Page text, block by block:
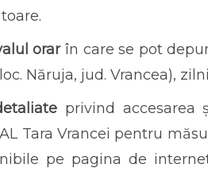
orarîn care se pot
Năruja, jud. Vrancea),
privind accesarea
Tara Vrancei pentru
pe pagina de